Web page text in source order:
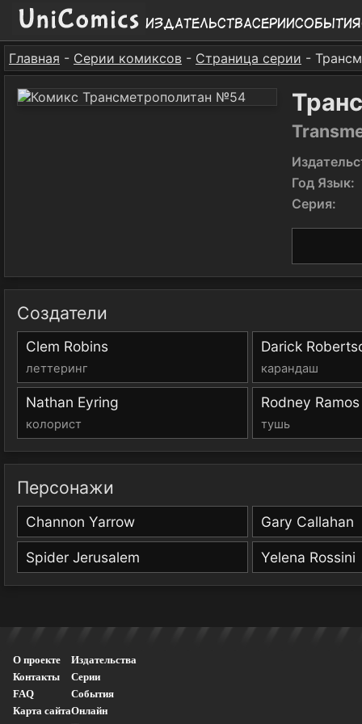
ИздательстваСерииСобытия
Главная - Серии комиксов - Страница серии -
Год Язык:
Серия:
Создатели
Clem Robins
леттеринг
Darick
карандаш
Nathan Eyring
колорист
Rodney Ramos
тушь
Персонажи
Channon Yarrow Gary Callahan
Spider Jerusalem Yelena Rossini
О проекте
Контакты
FAQ
Карта сайта
Издательства
Серии
События
Онлайн